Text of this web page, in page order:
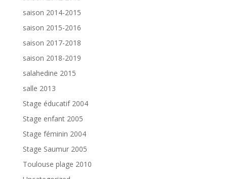
saison 2014-2015
saison 2015-2016
saison 2017-2018
saison 2018-2019
salahedine 2015
salle 2013
Stage éducatif 2004
Stage enfant 2005
Stage féminin 2004
Stage Saumur 2005
Toulouse plage 2010